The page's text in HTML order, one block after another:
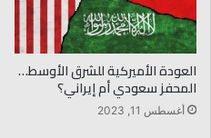
العودة الأميركية للشرق الأوسط…
المحفز سعودي أم إيراني؟
أغسطس 11, 2023